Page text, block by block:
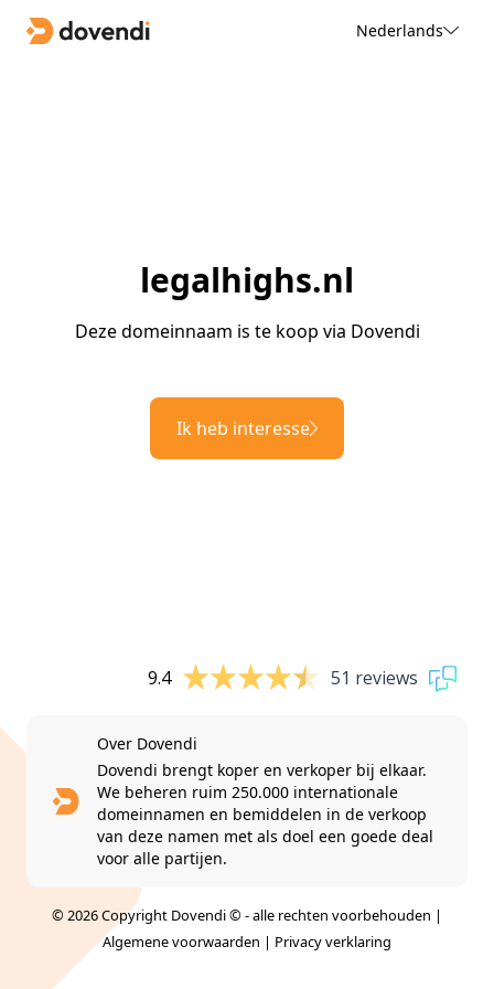
Nederlands
legalhighs.nl
Deze domeinnaam is te koop via Dovendi
Ik heb interesse
9.4 51 reviews
Over Dovendi
Dovendi brengt koper en verkoper bij elkaar.
We beheren ruim 250.000 internationale
domeinnamen en bemiddelen in de verkoop
van deze namen met als doel een goede deal
voor alle partijen.
© 2026 Copyright Dovendi © - alle rechten voorbehouden |
Algemene voorwaarden | Privacy verklaring